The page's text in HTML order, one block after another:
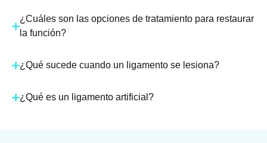
¿Cuáles son las opciones de tratamiento para restaurar
la función?
¿Qué sucede cuando un ligamento se lesiona?
¿Qué es un ligamento artificial?